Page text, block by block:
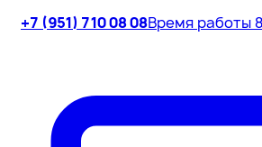
+7 (951) 710 08 08Время работы